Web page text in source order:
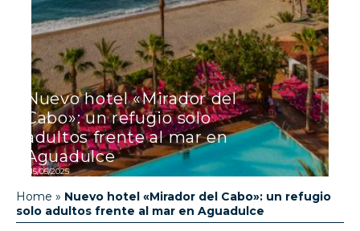
Nuevo hotel «Mirador del
Cabo»: un refugio solo
adultos frente al mar en
Aguadulce
15/05/2025
Home » Nuevo hotel «Mirador del Cabo»: un refugio
solo adultos frente al mar en Aguadulce